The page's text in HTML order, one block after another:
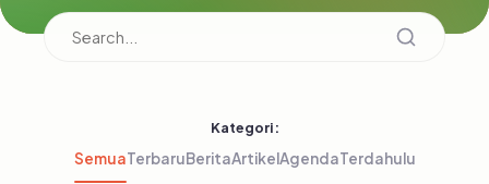
Kategori:
SemuaTerbaruBeritaArtikelAgendaTerdahulu